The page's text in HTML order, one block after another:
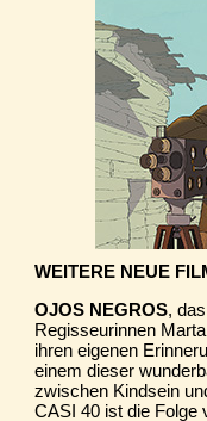
WEITERE NEUE
OJOS NEGROS,
Regisseurinnen
ihren eigenen
einem dieser
zwischen Kindsein
CASI 40 ist die Folge